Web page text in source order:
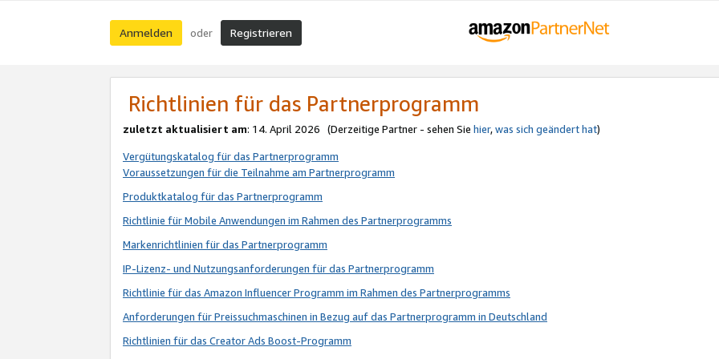
Anmelden oder Registrieren
Richtlinien für das Partnerprogramm
zuletzt aktualisiert am: 14. April 2026 (Derzeitige Partner - sehen Sie hier,was sich geändert hat)
Vergütungskatalog für das Partnerprogramm
Voraussetzungen für die Teilnahme am Partnerprogramm
Produktkatalog für das Partnerprogramm
Richtlinie für Mobile Anwendungen im Rahmen des Partnerprogramms
Markenrichtlinien für das Partnerprogramm
IP-Lizenz- und Nutzungsanforderungen für das Partnerprogramm
Richtlinie für das Amazon Influencer Programm im Rahmen des Partnerprogramms
Anforderungen für Preissuchmaschinen in Bezug auf das Partnerprogramm in Deutschland
Richtlinien für das Creator Ads Boost-Programm